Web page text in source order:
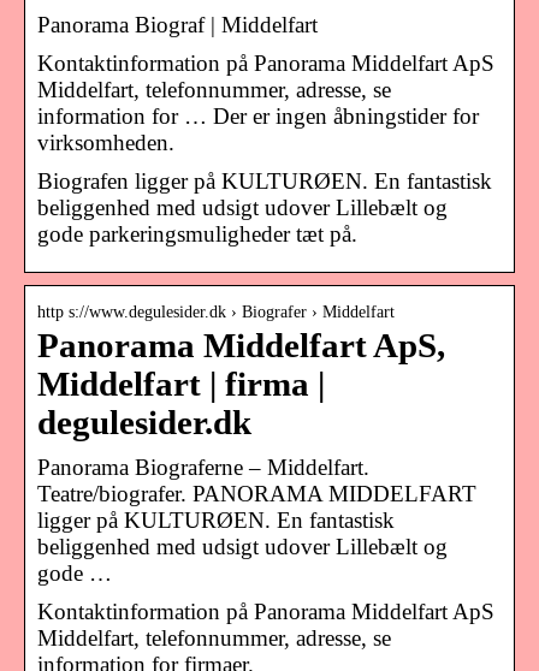
Panorama Biograf | Middelfart
Kontaktinformation på Panorama Middelfart ApS
Middelfart, telefonnummer, adresse, se
information for … Der er ingen åbningstider for
virksomheden.
Biografen ligger på KULTURØEN. En fantastisk
beliggenhed med udsigt udover Lillebælt og
gode parkeringsmuligheder tæt på.
http s://www.degulesider.dk › Biografer › Middelfart
Panorama Middelfart ApS,
Middelfart | firma |
degulesider.dk
Panorama Biograferne – Middelfart.
Teatre/biografer. PANORAMA MIDDELFART
ligger på KULTURØEN. En fantastisk
beliggenhed med udsigt udover Lillebælt og
gode …
Kontaktinformation på Panorama Middelfart ApS
Middelfart, telefonnummer, adresse, se
information for firmaer.